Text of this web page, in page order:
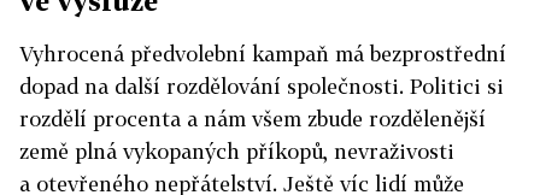
Vyhrocená předvolební kampaň má bezprostřední
dopad na další rozdělování společnosti. Politici si
rozdělí procenta a nám všem zbude rozdělenější
země plná vykopaných příkopů, nevraživosti
a otevřeného nepřátelství. Ještě víc lidí může